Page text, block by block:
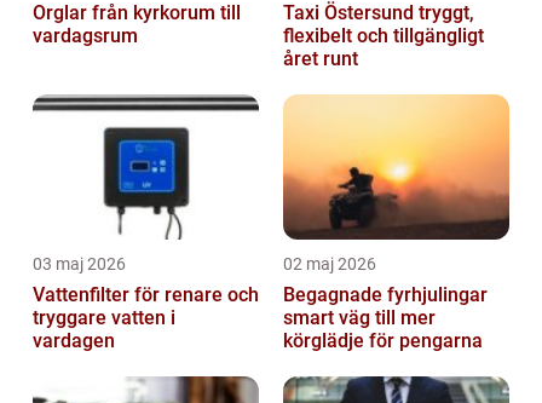
Orglar från kyrkorum till
vardagsrum
Taxi Östersund tryggt,
flexibelt och tillgängligt
året runt
03 maj 2026
Vattenfilter för renare och
tryggare vatten i
vardagen
02 maj 2026
Begagnade fyrhjulingar
smart väg till mer
körglädje för pengarna